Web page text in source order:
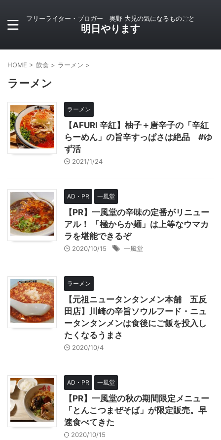
フリーライター・ブロガー 奥野 大児の気になるものごと
明日やります
HOME > 飲食 > ラーメン >
ラーメン
ラーメン
【AFURI 辛紅】柚子＋唐辛子の「辛紅
らーめん」の旨辛すっぱさは絶品 #ゆ
ず活
2021/1/24
AD・PR 一風堂
【PR】一風堂の辛味の定番がリニュー
アル！ 「極からか麺」は上等なウマカ
ラを堪能できるぞ
2020/10/15 一風堂
ラーメン
【元祖ニュータンタンメン本舗 五反
田店】川崎の辛旨ソウルフード・ニュ
ータンタンメンは食後にご飯を投入し
たくなるうまさ
2020/10/4
AD・PR 一風堂
【PR】一風堂の秋の期間限定メニュー
「とんこつまぜそば」が限定販売。早
速食べてきた
2020/10/15